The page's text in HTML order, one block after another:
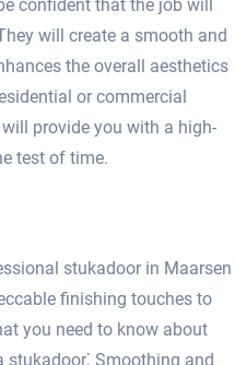
confident that the job will
will create a smooth and
the overall aesthetics
or commercial
provide you with a high-
test of time.​
stukadoor in Maarsen
finishing touches to
you need to know about
Smoothing and